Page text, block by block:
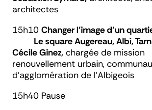
architectes
15h10 Changer l’image d’un
Le square Augereau, Albi, Tarn
Cécile Ginez, chargée de mission
renouvellement urbain,
d’agglomération de l’Albigeois
15h40 Pause